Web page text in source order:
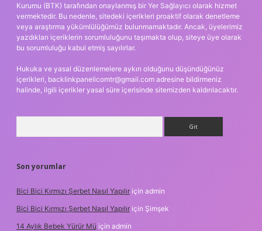
Kurumu (BTK) tarafından onaylanmış bir Yer Sağlayıcı olarak hizmet
vermektedir. Bu nedenle, sitedeki içerikleri proaktif olarak denetleme
veya araştırma yükümlülüğümüz bulunmamaktadır. Ancak, üyelerimiz
yazdıkları içeriklerin sorumluluğunu taşımakta olup, siteye üye olarak
bu sorumluluğu kabul etmiş sayılırlar.
Hukuka ve yasal düzenlemelere aykırı olduğunu düşündüğünüz
içerikleri, backlinkpanelicomtr@gmail.com adresine bildirmeniz
halinde, ilgili içerikler yasal süre içerisinde sitemizden kaldırılacaktır.
Son yorumlar
Bici Bici Kırmızı Şerbet Nasıl Yapılır için admin
Bici Bici Kırmızı Şerbet Nasıl Yapılır için Şimşek
14 Aylık Bebek Yürür Mü için admin